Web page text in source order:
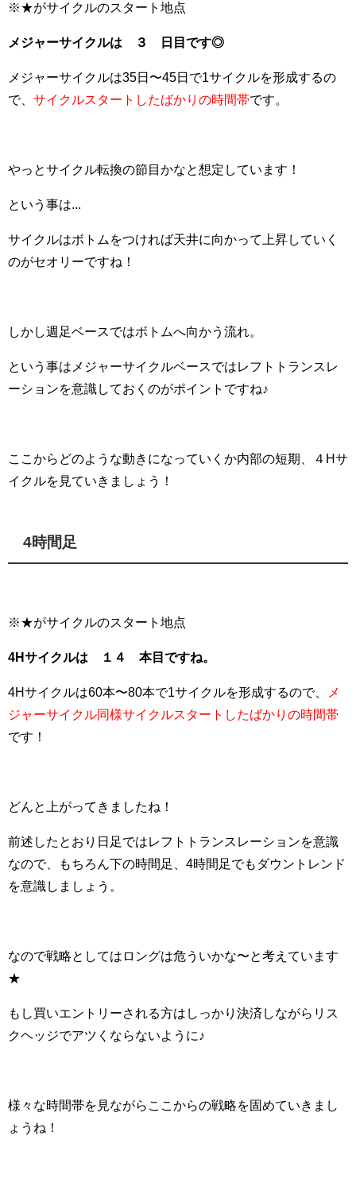
※★がサイクルのスタート地点
メジャーサイクルは ３ 日目です◎
メジャーサイクルは35日〜45日で1サイクルを形成するの
で、 サイクルスタートしたばかりの時間帯です。
やっとサイクル転換の節目かなと想定しています！
という事は...
サイクルはボトムをつければ天井に向かって上昇していく
のがセオリーですね！
しかし週足ベースではボトムへ向かう流れ。
という事はメジャーサイクルベースではレフトトランスレ
ーションを意識しておくのがポイントですね♪
ここからどのような動きになっていくか内部の短期、４Hサ
イクルを見ていきましょう！
4時間足
※★がサイクルのスタート地点
4Hサイクルは １４ 本目ですね。
4Hサイクルは60本〜80本で1サイクルを形成するので、
メ
ジャーサイクル同様サイクルスタートしたばかりの時間帯
です！
どんと上がってきましたね！
前述したとおり日足ではレフトトランスレーションを意識
なので、もちろん下の時間足、4時間足でもダウントレンド
を意識しましょう。
なので戦略としてはロングは危ういかな〜と考えています
★
もし買いエントリーされる方はしっかり決済しながらリス
クヘッジでアツくならないように♪
様々な時間帯を見ながらここからの戦略を固めていきまし
ょうね！